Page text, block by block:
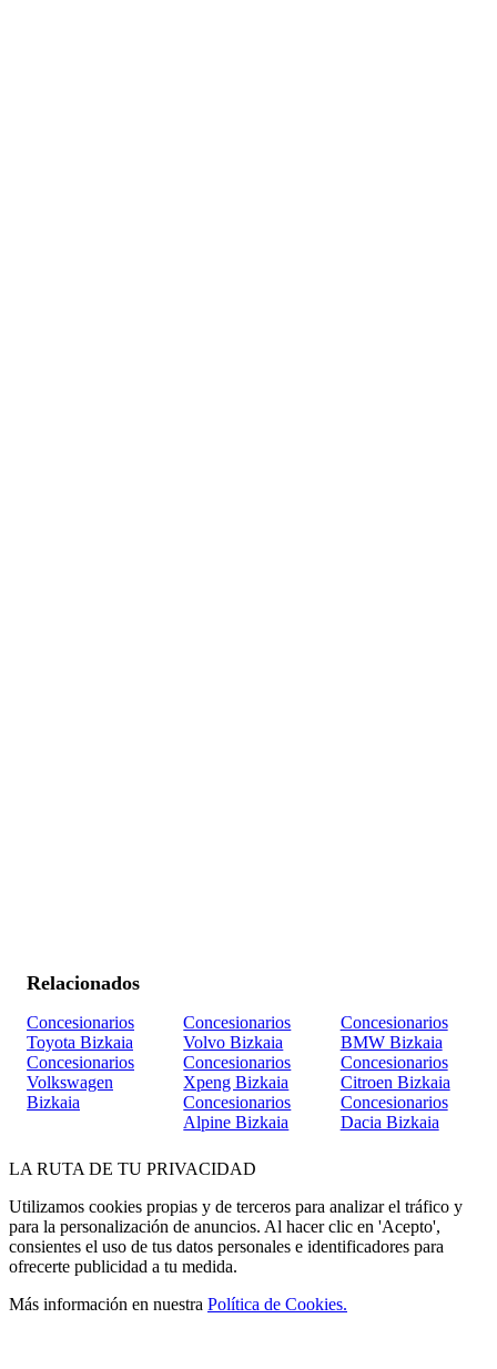
Relacionados
Concesionarios
Toyota Bizkaia
Concesionarios
Volkswagen
Bizkaia
Concesionarios
Volvo Bizkaia
Concesionarios
Xpeng Bizkaia
Concesionarios
Alpine Bizkaia
Concesionarios
BMW Bizkaia
Concesionarios
Citroen Bizkaia
Concesionarios
Dacia Bizkaia
LA RUTA DE TU PRIVACIDAD
Utilizamos cookies propias y de terceros para analizar el tráfico y
para la personalización de anuncios. Al hacer clic en 'Acepto',
consientes el uso de tus datos personales e identificadores para
ofrecerte publicidad a tu medida.
Más información en nuestra Política de Cookies.